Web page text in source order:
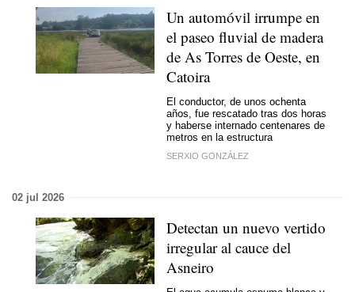
Un automóvil irrumpe en
el paseo fluvial de madera
de As Torres de Oeste, en
Catoira
El conductor, de unos ochenta
años, fue rescatado tras dos horas
y haberse internado centenares de
metros en la estructura
SERXIO GONZÁLEZ
02 jul 2026
Detectan un nuevo vertido
irregular al cauce del
Asneiro